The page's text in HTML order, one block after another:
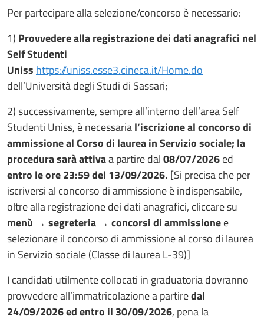
Per partecipare alla selezione/concorso è necessario:
1) Provvedere alla registrazione dei dati anagrafici nel
Self Studenti
Uniss https://uniss.esse3.cineca.it/Home.do
dell’Università degli Studi di Sassari;
2) successivamente, sempre all’interno dell’area Self
Studenti Uniss, è necessarial’iscrizione al concorso di
ammissione al Corso di laurea in Servizio sociale; la
procedura sarà attivaa partire dal08/07/2026ed
entro le ore 23:59 del 13/09/2026. [Si precisa che per
iscriversi al concorso di ammissione è indispensabile,
oltre alla registrazione dei dati anagrafici, cliccare su
menù → segreteria → concorsi di ammissionee
selezionare il concorso di ammissione al corso di laurea
in Servizio sociale (Classe di laurea L-39)]
I candidati utilmente collocati in graduatoria dovranno
provvedere all’immatricolazione a partiredal
24/09/2026 ed entro il 30/09/2026, pena la